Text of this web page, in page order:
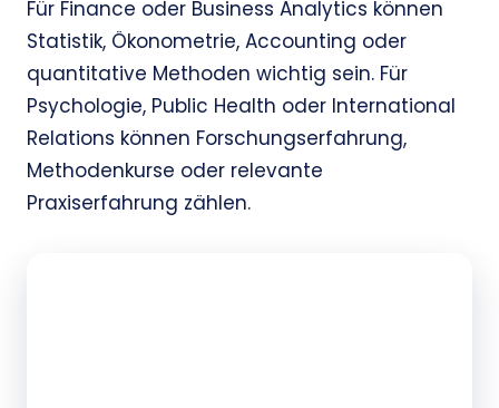
Für Finance oder Business Analytics können
Statistik, Ökonometrie, Accounting oder
quantitative Methoden wichtig sein. Für
Psychologie, Public Health oder International
Relations können Forschungserfahrung,
Methodenkurse oder relevante
Praxiserfahrung zählen.